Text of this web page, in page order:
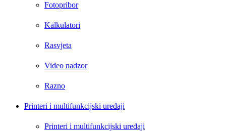
Fotopribor
Kalkulatori
Rasvjeta
Video nadzor
Razno
Printeri i multifunkcijski uređaji
Printeri i multifunkcijski uređaji